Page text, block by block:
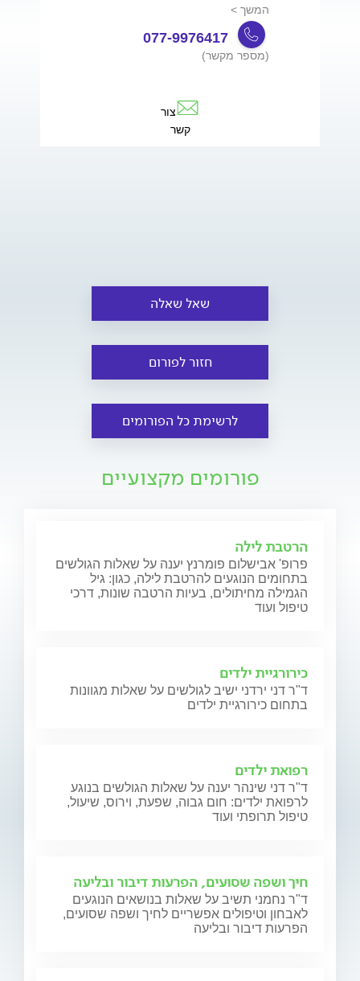
המשך >
077-9976417
(מספר מקשר)
צור
קשר
שאל שאלה
חזור לפורום
לרשימת כל הפורומים
פורומים מקצועיים
הרטבת לילה
פרופ' אבישלום פומרנץ יענה על שאלות הגולשים
בתחומים הנוגעים להרטבת לילה, כגון: גיל
הגמילה מחיתולים, בעיות הרטבה שונות, דרכי
טיפול ועוד
כירורגיית ילדים
ד"ר דני ירדני ישיב לגולשים על שאלות מגוונות
בתחום כירורגיית ילדים
רפואת ילדים
ד"ר דני שינהר יענה על שאלות הגולשים בנוגע
לרפואת ילדים: חום גבוה, שפעת, וירוס, שיעול,
טיפול תרופתי ועוד
חיך ושפה שסועים, הפרעות דיבור ובליעה
ד"ר נחמני תשיב על שאלות בנושאים הנוגעים
לאבחון וטיפולים אפשריים לחיך ושפה שסועים,
הפרעות דיבור ובליעה